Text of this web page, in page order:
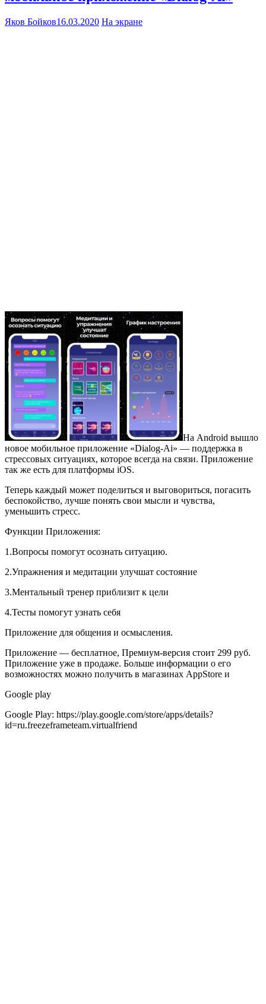
Яков Бойков16.03.2020 На экране
На Android вышло
новое мобильное приложение «Dialog-Ai» — поддержка в
стрессовых ситуациях, которое всегда на связи. Приложение
так же есть для платформы iOS.
Теперь каждый может поделиться и выговориться, погасить
беспокойство, лучше понять свои мысли и чувства,
уменьшить стресс.
Функции Приложения:
1.Вопросы помогут осознать ситуацию.
2.Упражнения и медитации улучшат состояние
3.Ментальный тренер приблизит к цели
4.Тесты помогут узнать себя
Приложение для общения и осмысления.
Приложение — бесплатное, Премиум-версия стоит 299 руб.
Приложение уже в продаже. Больше информации о его
возможностях можно получить в магазинах AppStore и
Google play
Google Play: https://play.google.com/store/apps/details?
id=ru.freezeframeteam.virtualfriend